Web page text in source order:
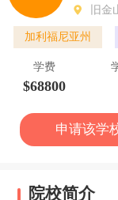
旧金
加利福尼亚州
学费
$68800
申请该学
院校简介